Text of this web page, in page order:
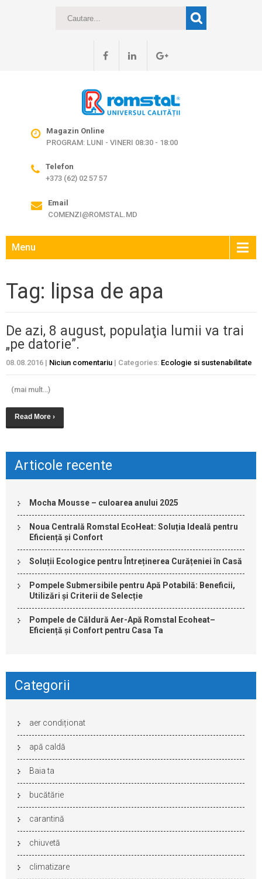
Magazin Online
PROGRAM: LUNI - VINERI 08:30 - 18:00
Telefon
+373 (62) 02 57 57
Email
COMENZI@ROMSTAL.MD
Menu
Tag: lipsa de apa
De azi, 8 august, populaţia lumii va trai
„pe datorie”.
08.08.2016 | Niciun comentariu | Categories: Ecologie si sustenabilitate
(mai mult…)
Read More ›
Articole recente
Mocha Mousse – culoarea anului 2025
Noua Centrală Romstal EcoHeat: Soluția Ideală pentru
Eficiență și Confort
Soluții Ecologice pentru Întreținerea Curățeniei în Casă
Pompele Submersibile pentru Apă Potabilă: Beneficii,
Utilizări și Criterii de Selecție
Pompele de Căldură Aer-Apă Romstal Ecoheat–
Eficiență și Confort pentru Casa Ta
Categorii
aer condiționat
apă caldă
Baia ta
bucătărie
carantină
chiuvetă
climatizare